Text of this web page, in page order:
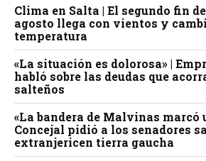
Clima en Salta | El segundo fin
agosto llega con vientos y
temperatura
«La situación es dolorosa» |
habló sobre las deudas que
salteños
«La bandera de Malvinas marcó
Concejal pidió a los senadores
extranjericen tierra gaucha